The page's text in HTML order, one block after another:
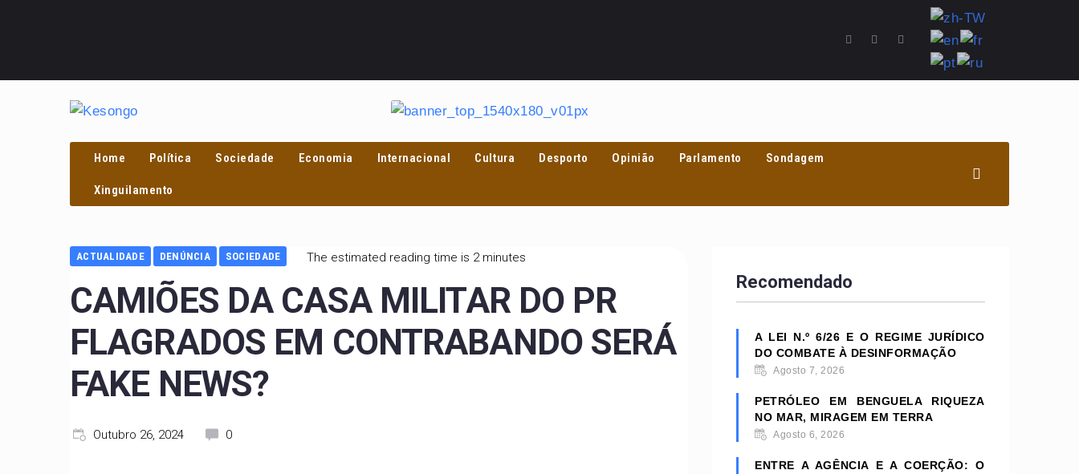
Home Política Sociedade Economia Internacional Cultura Desporto Opinião Parlamento Sondagem
Xinguilamento
ACTUALIDADE DENÚNCIA SOCIEDADE The estimated reading time is 2 minutes
CAMIÕES DA CASA MILITAR DO PR
FLAGRADOS EM CONTRABANDO SERÁ
FAKE NEWS?
Outubro 26, 2024 0
Recomendado
A LEI N.º 6/26 E O REGIME JURÍDICO
DO COMBATE À DESINFORMAÇÃO
Agosto 7, 2026
PETRÓLEO EM BENGUELA RIQUEZA
NO MAR, MIRAGEM EM TERRA
Agosto 6, 2026
ENTRE A AGÊNCIA E A COERÇÃO: O
PROCURAR